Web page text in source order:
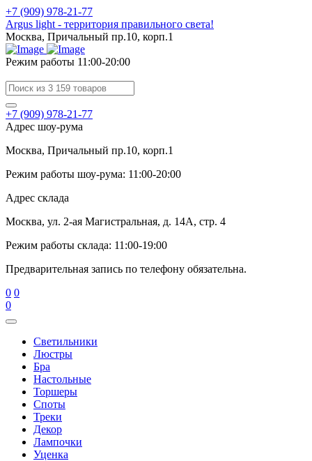
+7 (909) 978-21-77
Argus light - территория правильного света!
Москва, Причальный пр.10, корп.1
Режим работы 11:00-20:00
+7 (909) 978-21-77
Адрес шоу-рума
Москва, Причальный пр.10, корп.1
Режим работы шоу-рума: 11:00-20:00
Адрес склада
Москва, ул. 2-ая Магистральная, д. 14А, стр. 4
Режим работы склада: 11:00-19:00
Предварительная запись по телефону обязательна.
0 0
0
Cветильники
Люстры
Бра
Настольные
Торшеры
Споты
Треки
Декор
Лампочки
Уценка